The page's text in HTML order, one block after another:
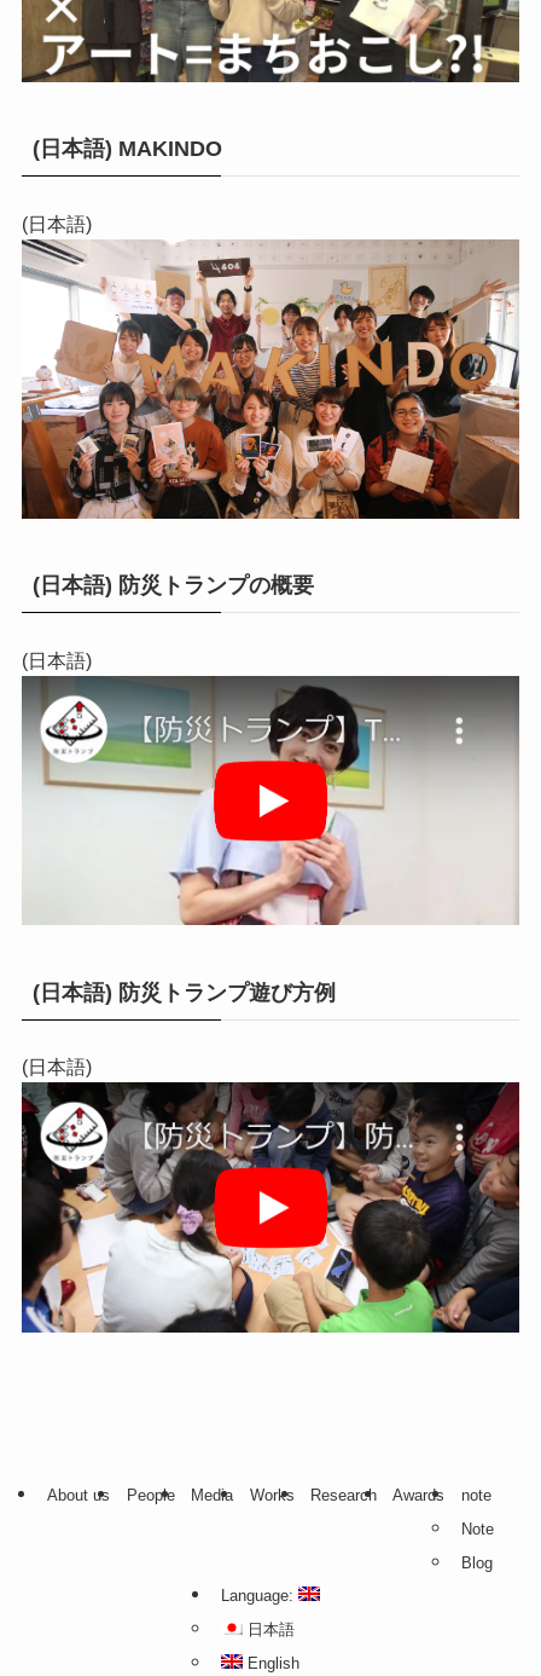
(日本語) MAKINDO
(日本語)
(日本語) 防災トランプの概要
(日本語)
(日本語) 防災トランプ遊び方例
(日本語)
About us People Media Works Research Awards
note
Note
Blog
Language:
日本語
English